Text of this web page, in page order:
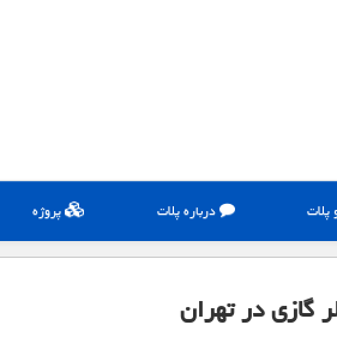
پلات درباره پلات پروژه
گازی در تهران